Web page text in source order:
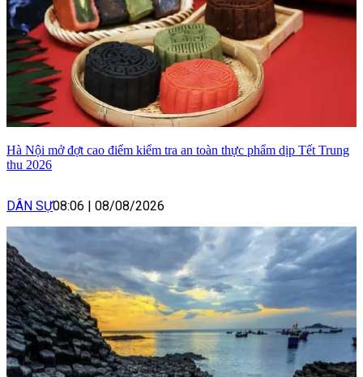
Hà Nội mở đợt cao điểm kiểm tra an toàn thực phẩm dịp Tết Trung
thu 2026
DÂN SỰ08:06 08/08/2026